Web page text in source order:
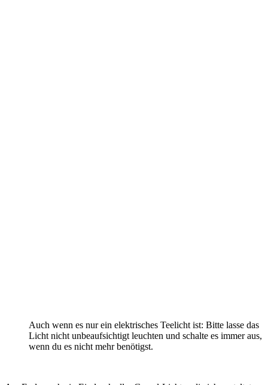
Auch wenn es nur ein elektrisches Teelicht ist: Bitte lasse das
Licht nicht unbeaufsichtigt leuchten und schalte es immer aus,
wenn du es nicht mehr benötigst.